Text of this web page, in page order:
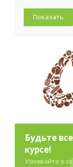
Будьте
курсе!
Узнавайте о